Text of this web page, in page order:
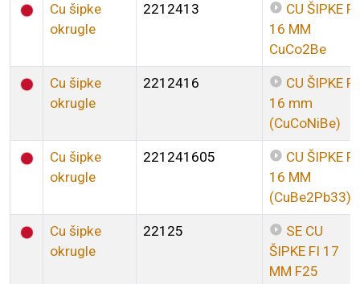
Cu šipke
okrugle
2212413
CU ŠIPKE FI
16 MM
CuCo2Be
Cu šipke
okrugle
2212416
CU ŠIPKE FI
16 mm
(CuCoNiBe)
Cu šipke
okrugle
221241605
CU ŠIPKE FI
16 MM
(CuBe2Pb33)
Cu šipke
okrugle
22125
SE CU
ŠIPKE FI 17
MM F25